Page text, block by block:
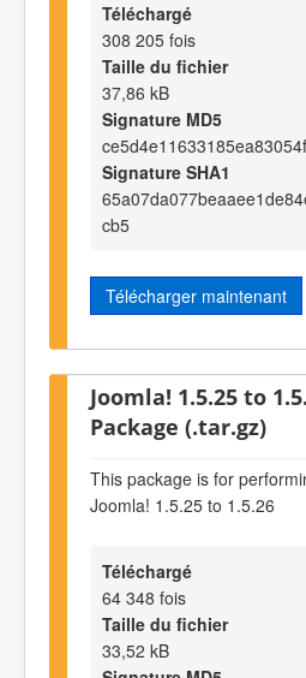
Téléchargé
308 205 fois
Taille du fichier
37,86 kB
Signature MD5
Signature SHA1
cb5
Télécharger maintenant
Joomla! 1.5.25 to
Package (.tar.gz)
This package is for
Joomla! 1.5.25 to 1.5.26
Téléchargé
64 348 fois
Taille du fichier
33,52 kB